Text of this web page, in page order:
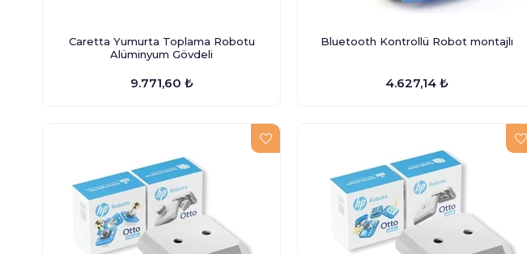
Caretta Yumurta Toplama Robotu
Alüminyum Gövdeli
9.771,60 ₺
Bluetooth Kontrollü Robot montajlı
4.627,14 ₺